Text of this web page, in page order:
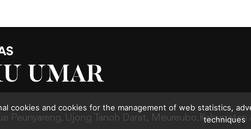
Peunyareng, Ujong Tanoh Darat, Meureubo,Kabupaten
cookies and cookies for the management of web statistics,
techniques